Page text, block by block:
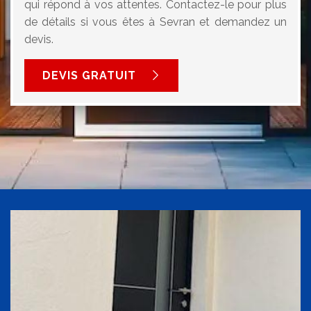
qui répond à vos attentes. Contactez-le pour plus
de détails si vous êtes à Sevran et demandez un
devis.
DEVIS GRATUIT